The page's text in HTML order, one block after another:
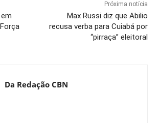
Próxima notícia
Max Russi diz que Abilio
recusa verba para Cuiabá por
“pirraça” eleitoral
Da Redação CBN